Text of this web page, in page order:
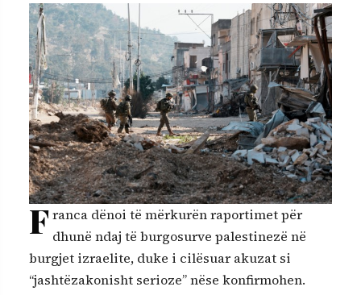
Franca dënoi të mërkurën raportimet për
dhunë ndaj të burgosurve palestinezë në
burgjet izraelite, duke i cilësuar akuzat si
“jashtëzakonisht serioze” nëse konfirmohen.